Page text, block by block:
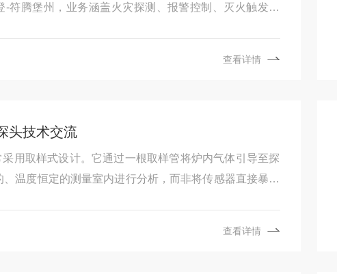
-符腾堡州，业务涵盖火灾探测、报警控制、灭火触发及
查看详情
头技术交流
用取样式设计。它通过一根取样管将炉内气体引导至探
、温度恒定的测量室内进行分析，而非将传感器直接暴露
查看详情